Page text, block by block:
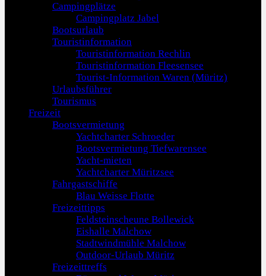
Campingplätze
Campingplatz Jabel
Bootsurlaub
Touristinformation
Touristinformation Rechlin
Touristinformation Fleesensee
Tourist-Information Waren (Müritz)
Urlaubsführer
Tourismus
Freizeit
Bootsvermietung
Yachtcharter Schroeder
Bootsvermietung Tiefwarensee
Yacht-mieten
Yachtcharter Müritzsee
Fahrgastschiffe
Blau Weisse Flotte
Freizeittipps
Feldsteinscheune Bollewick
Eishalle Malchow
Stadtwindmühle Malchow
Outdoor-Urlaub Müritz
Freizeittreffs